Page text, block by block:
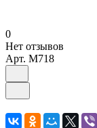
0
Нет отзывов
Арт. M718